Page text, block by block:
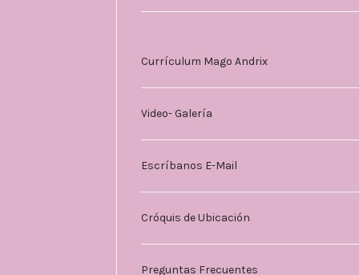
Currículum Mago Andrix
Video- Galería
Escríbanos E-Mail
Cróquis de Ubicación
Preguntas Frecuentes